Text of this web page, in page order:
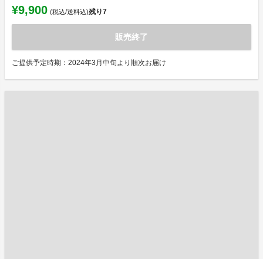
¥9,900 (税込/送料込)残り7
販売終了
ご提供予定時期：2024年3月中旬より順次お届け